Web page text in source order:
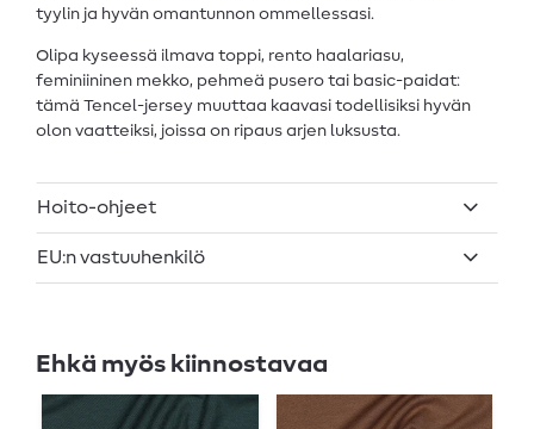
tyylin ja hyvän omantunnon ommellessasi.
Olipa kyseessä ilmava toppi, rento haalariasu,
feminiininen mekko, pehmeä pusero tai basic-paidat:
tämä Tencel-jersey muuttaa kaavasi todellisiksi hyvän
olon vaatteiksi, joissa on ripaus arjen luksusta.
Hoito-ohjeet
EU:n vastuuhenkilö
Ehkä myös kiinnostavaa